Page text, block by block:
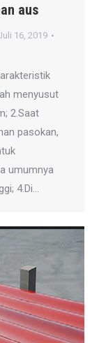
aus
16, 2019
menyusut
2.Saat
pasokan,
umumnya
4.Di…